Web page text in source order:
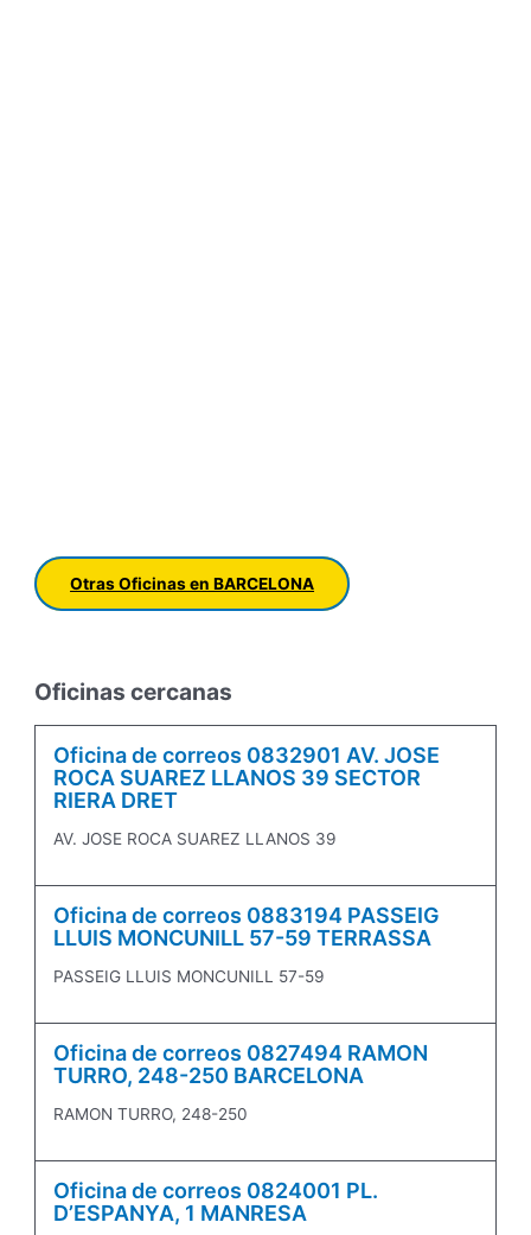
Otras Oficinas en BARCELONA
Oficinas cercanas
Oficina de correos 0832901 AV. JOSE
ROCA SUAREZ LLANOS 39 SECTOR
RIERA DRET
AV. JOSE ROCA SUAREZ LLANOS 39
Oficina de correos 0883194 PASSEIG
LLUIS MONCUNILL 57-59 TERRASSA
PASSEIG LLUIS MONCUNILL 57-59
Oficina de correos 0827494 RAMON
TURRO, 248-250 BARCELONA
RAMON TURRO, 248-250
Oficina de correos 0824001 PL.
D’ESPANYA, 1 MANRESA